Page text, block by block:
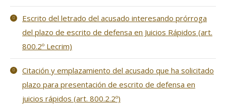
Escrito del letrado del acusado interesando prórroga
del plazo de escrito de defensa en Juicios Rápidos (art.
800.2º Lecrim)
Citación y emplazamiento del acusado que ha solicitado
plazo para presentación de escrito de defensa en
juicios rápidos (art. 800.2.2º)